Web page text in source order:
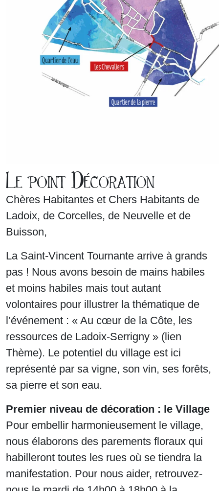
Le point Décoration
Chères Habitantes et Chers Habitants de
Ladoix, de Corcelles, de Neuvelle et de
Buisson,
La Saint-Vincent Tournante arrive à grands
pas ! Nous avons besoin de mains habiles
et moins habiles mais tout autant
volontaires pour illustrer la thématique de
l’événement : « Au cœur de la Côte, les
ressources de Ladoix-Serrigny » (lien
Thème). Le potentiel du village est ici
représenté par sa vigne, son vin, ses forêts,
sa pierre et son eau.
Premier niveau de décoration : le Village
Pour embellir harmonieusement le village,
nous élaborons des parements floraux qui
habilleront toutes les rues où se tiendra la
manifestation. Pour nous aider, retrouvez-